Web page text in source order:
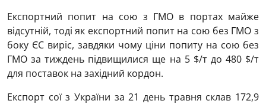
Експортний попит на сою з ГМО в портах майже
відсутній, тоді як експортний попит на сою без ГМО з
боку ЄС виріс, завдяки чому ціни попиту на сою без
ГМО за тиждень підвищилися ще на 5 $/т до 480 $/т
для поставок на західний кордон.
Експорт сої з України за 21 день травня склав 172,9